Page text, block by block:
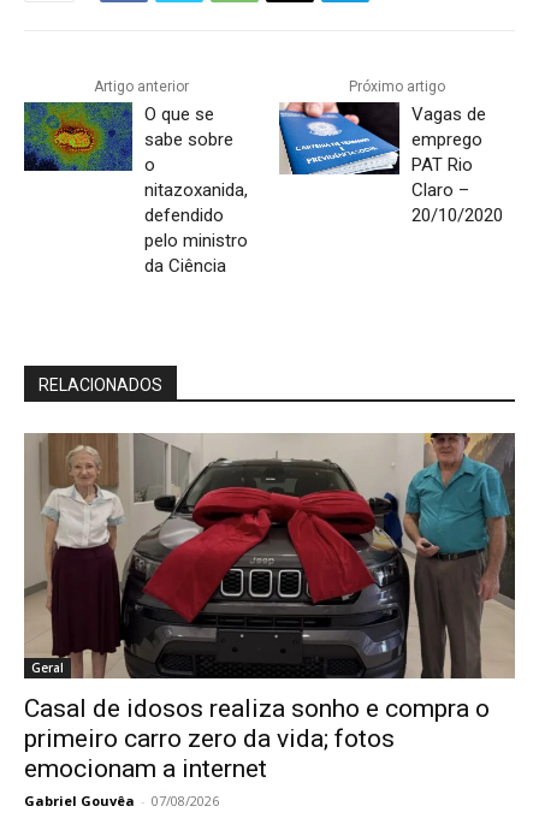
Artigo anterior
O que se
sabe sobre
o
nitazoxanida,
defendido
pelo ministro
da Ciência
Próximo artigo
Vagas de
emprego
PAT Rio
Claro –
20/10/2020
RELACIONADOS
Geral
Casal de idosos realiza sonho e compra o
primeiro carro zero da vida; fotos
emocionam a internet
Gabriel Gouvêa - 07/08/2026